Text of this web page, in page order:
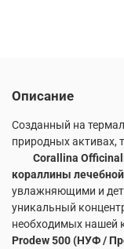
Описание
Созданный на
природных активах,
Corallina Officinalis
кораллины лечебной
увлажняющими и
уникальный
необходимых нашей
Prodew 500 (НУФ /